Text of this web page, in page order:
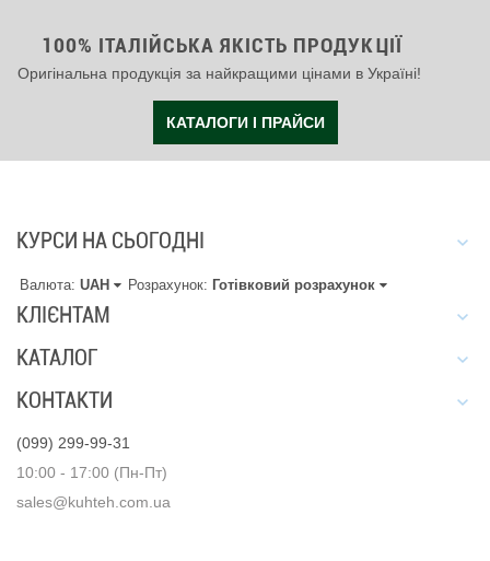
100% ІТАЛІЙСЬКА ЯКІСТЬ ПРОДУКЦІЇ
Оригінальна продукція за найкращими цінами в Україні!
КАТАЛОГИ І ПРАЙСИ
КУРСИ НА СЬОГОДНІ
Валюта: UAH Розрахунок: Готівковий розрахунок
КЛІЄНТАМ
КАТАЛОГ
КОНТАКТИ
(099) 299-99-31
10:00 - 17:00 (Пн-Пт)
sales@kuhteh.com.ua